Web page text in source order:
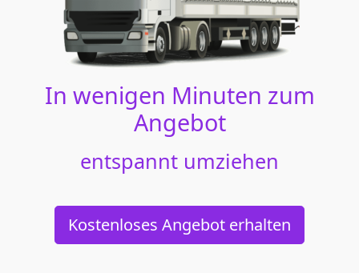
In wenigen Minuten zum
Angebot
entspannt umziehen
Kostenloses Angebot erhalten